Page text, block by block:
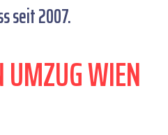
seit 2007.
UMZUG WIEN